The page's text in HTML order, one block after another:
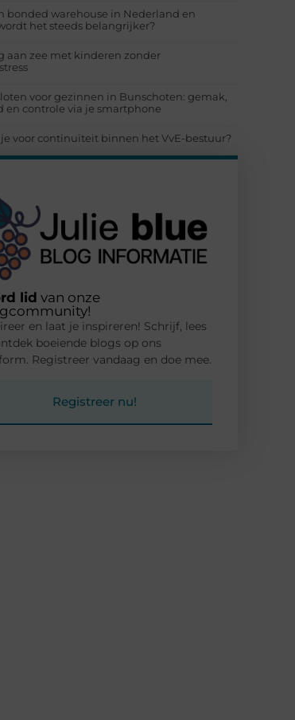
bonded warehouse in Nederland en
het steeds belangrijker?
aan zee met kinderen zonder
voor gezinnen in Bunschoten: gemak,
en controle via je smartphone
je voor continuïteit binnen het VvE-bestuur?
lid van onze
en laat je inspireren! Schrijf, lees
boeiende blogs op ons
Registreer vandaag en doe mee.
Registreer nu!